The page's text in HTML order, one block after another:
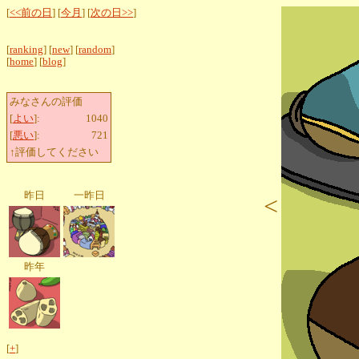
[<<前の日 ] [今月 ] [次の日>>]
[ranking] [new] [random]
[home] [blog]
みなさんの評価
[よい]:
1040
[悪い]:
721
↑評価してください
昨日 一昨日
昨年
[+]
<